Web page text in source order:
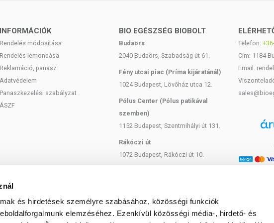
és hirdetések személyre szabásához, közösségi funkciók
elemzéséhez. Ezenkívül közösségi média-, hirdető- és
NEOPENTYL GLYCOL/TRIMELLITIC ANHYDRIDE
BENTONITE, STYRENE/ACRYLATES
1, DIACETONE ALCOHOL, WATER (AQUA),
CI 77891 (TITANIUM DIOXIDE), HEXANAL,
METHYLPROPANEDIOL, PHOSPHORIC ACID,
METHIONINE, PISTACIA LENTISCUS (MASTIC) GUM,
/ terméken feltüntetett időpontig.
A termék nem gyógyít betegségeket. A termék nem
INFORMÁCIÓK
Rendelés módosítása
Rendelés lemondása
Reklamáció, panasz
Adatvédelem
Panaszkezelési szabályzat
ÁSZF
BIO EGÉSZSÉG BIOBOLT
Budaörs
2040 Budaörs, Szabadság út 61.
Fény utcai piac (Príma kijáratánál)
1024 Budapest, Lövőház utca 12.
Pólus Center (Pólus patikával
szemben)
1152 Budapest, Szentmihályi út 131.
Rákóczi út
1072 Budapest, Rákóczi út 10.
Bartók Béla
Telefon:
Cím: 1184
Email: